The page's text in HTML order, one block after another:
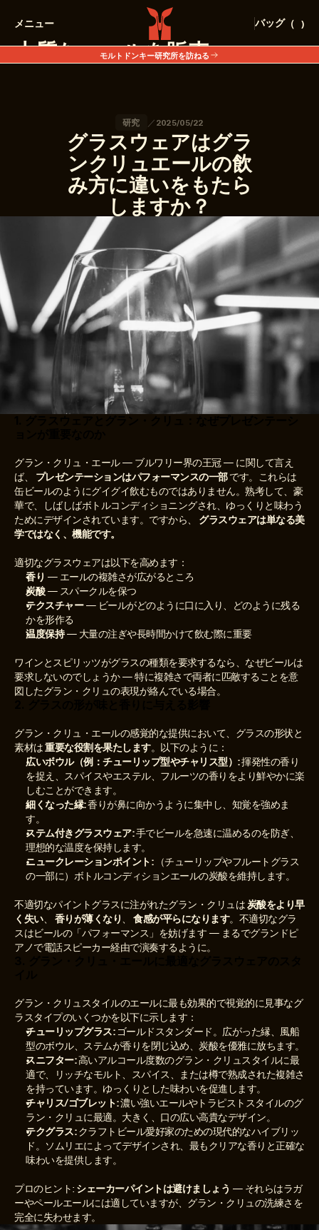
モルトドンキー研究所を訪ねる
メニュー
バッグ（ )
上質なエールを販売
ロバについて
お問い合わせ
よくある質問
X.COM
スレッド
BUY FINE ALE
研究 ／ 2025/05/22
グラスウェアはグラ
ンクリュエールの飲
み方に違いをもたら
しますか？
グラン・クリュ・エール — ブルワリー界の王冠 — に関して言え
ば、 プレゼンテーションはパフォーマンスの一部 です。これらは
缶ビールのようにグイグイ飲むものではありません。熟考して、豪
華で、しばしばボトルコンディショニングされ、ゆっくりと味わう
ためにデザインされています。ですから、 グラスウェアは単なる美
学ではなく、機能です。
適切なグラスウェアは以下を高めます：
香り — エールの複雑さが広がるところ
炭酸 — スパークルを保つ
テクスチャー — ビールがどのように口に入り、どのように残る
かを形作る
温度保持 — 大量の注ぎや長時間かけて飲む際に重要
ワインとスピリッツがグラスの種類を要求するなら、なぜビールは
要求しないのでしょうか — 特に複雑さで両者に匹敵することを意
図したグラン・クリュの表現が絡んでいる場合。
グラン・クリュ・エールの感覚的な提供において、グラスの形状と
素材は 重要な役割を果たします。以下のように：
広いボウル（例：チューリップ型やチャリス型）: 揮発性の香り
を捉え、スパイスやエステル、フルーツの香りをより鮮やかに楽
しむことができます。
細くなった縁: 香りが鼻に向かうように集中し、知覚を強めま
す。
ステム付きグラスウェア: 手でビールを急速に温めるのを防ぎ、
理想的な温度を保持します。
ニュークレーションポイント: （チューリップやフルートグラス
の一部に）ボトルコンディションエールの炭酸を維持します。
不適切なパイントグラスに注がれたグラン・クリュは 炭酸をより早
く失い、 香りが薄くなり、 食感が平らになります。不適切なグラ
スはビールの「パフォーマンス」を妨げます — まるでグランドピ
アノで電話スピーカー経由で演奏するように。
グラン・クリュスタイルのエールに最も効果的で視覚的に見事なグ
ラスタイプのいくつかを以下に示します：
チューリップグラス: ゴールドスタンダード。広がった縁、風船
型のボウル、ステムが香りを閉じ込め、炭酸を優雅に放ちます。
スニフター: 高いアルコール度数のグラン・クリュスタイルに最
適で、リッチなモルト、スパイス、または樽で熟成された複雑さ
を持っています。ゆっくりとした味わいを促進します。
チャリス/ゴブレット: 濃い強いエールやトラピストスタイルのグ
ラン・クリュに最適。大きく、口の広い高貴なデザイン。
テクグラス: クラフトビール愛好家のための現代的なハイブリッ
ド。ソムリエによってデザインされ、最もクリアな香りと正確な
味わいを提供します。
プロのヒント: シェーカーパイントは避けましょう — それらはラガ
ーやペールエールには適していますが、グラン・クリュの洗練さを
完全に失わせます。